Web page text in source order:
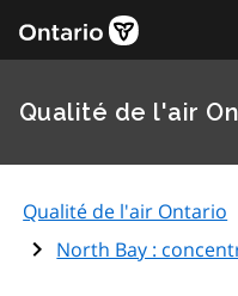
Qualité de l'air
Qualité de l'air Ontario
North Bay :